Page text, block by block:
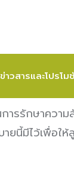
ข่าวสารและโปรโม
รรักษาควา
ไว้เพื่อให้